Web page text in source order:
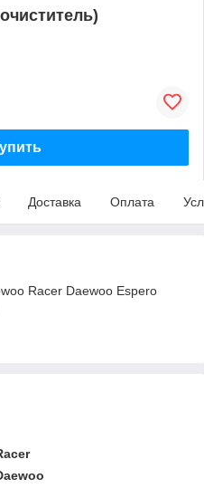
Доставка Оплата
Racer Daewoo Espero